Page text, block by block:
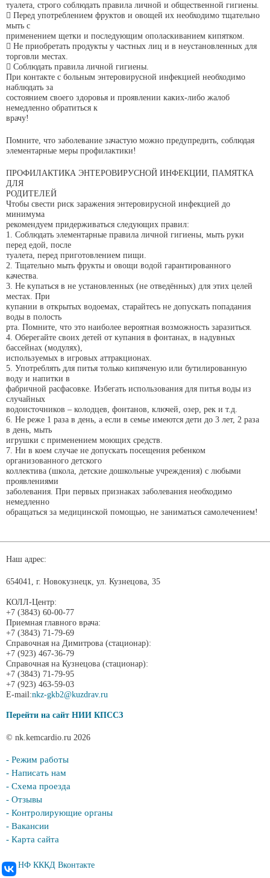
туалета, строго соблюдать правила личной и общественной гигиены.
 Перед употреблением фруктов и овощей их необходимо тщательно
мыть с
применением щетки и последующим ополаскиванием кипятком.
 Не приобретать продукты у частных лиц и в неустановленных для
торговли местах.
 Соблюдать правила личной гигиены.
При контакте с больным энтеровирусной инфекцией необходимо
наблюдать за
состоянием своего здоровья и проявлении каких-либо жалоб
немедленно обратиться к
врачу!
Помните, что заболевание зачастую можно предупредить, соблюдая
элементарные меры профилактики!
ПРОФИЛАКТИКА ЭНТЕРОВИРУСНОЙ ИНФЕКЦИИ, ПАМЯТКА
ДЛЯ
РОДИТЕЛЕЙ
Чтобы свести риск заражения энтеровирусной инфекцией до
минимума
рекомендуем придерживаться следующих правил:
1. Соблюдать элементарные правила личной гигиены, мыть руки
перед едой, после
туалета, перед приготовлением пищи.
2. Тщательно мыть фрукты и овощи водой гарантированного
качества.
3. Не купаться в не установленных (не отведённых) для этих целей
местах. При
купании в открытых водоемах, старайтесь не допускать попадания
воды в полость
рта. Помните, что это наиболее вероятная возможность заразиться.
4. Оберегайте своих детей от купания в фонтанах, в надувных
бассейнах (модулях),
используемых в игровых аттракционах.
5. Употреблять для питья только кипяченую или бутилированную
воду и напитки в
фабричной расфасовке. Избегать использования для питья воды из
случайных
водоисточников – колодцев, фонтанов, ключей, озер, рек и т.д.
6. Не реже 1 раза в день, а если в семье имеются дети до 3 лет, 2 раза
в день, мыть
игрушки с применением моющих средств.
7. Ни в коем случае не допускать посещения ребенком
организованного детского
коллектива (школа, детские дошкольные учреждения) с любыми
проявлениями
заболевания. При первых признаках заболевания необходимо
немедленно
обращаться за медицинской помощью, не заниматься самолечением!
Наш адрес:
654041, г. Новокузнецк, ул. Кузнецова, 35
КОЛЛ-Центр:
+7 (3843) 60-00-77
Приемная главного врача:
+7 (3843) 71-79-69
Справочная на Димитрова (стационар):
+7 (923) 467-36-79
Справочная на Кузнецова (стационар):
+7 (3843) 71-79-95
+7 (923) 463-59-03
E-mail:nkz-gkb2@kuzdrav.ru
Перейти на сайт НИИ КПССЗ
© nk.kemcardio.ru 2026
- Режим работы
- Написать нам
- Схема проезда
- Отзывы
- Контролирующие органы
- Вакансии
- Карта сайта
НФ КККД Вконтакте